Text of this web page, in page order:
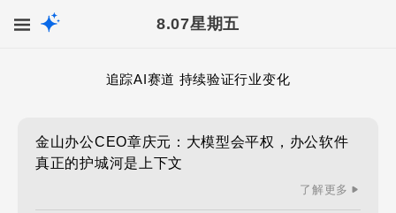
8.07星期五
追踪AI赛道 持续验证行业变化
金山办公CEO章庆元：大模型会平权，办公软件
真正的护城河是上下文
了解更多